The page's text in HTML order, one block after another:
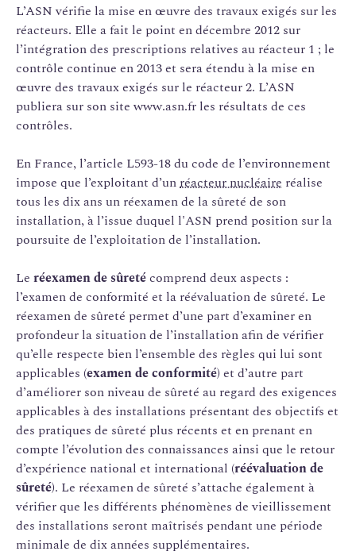
L’ASN vérifie la mise en œuvre des travaux exigés sur les
réacteurs. Elle a fait le point en décembre 2012 sur
l’intégration des prescriptions relatives au réacteur 1 ; le
contrôle continue en 2013 et sera étendu à la mise en
œuvre des travaux exigés sur le réacteur 2. L’ASN
publiera sur son site www.asn.fr les résultats de ces
contrôles.
En France, l’article L593-18 du code de l’environnement
impose que l’exploitant d’unréacteur nucléaire réalise
tous les dix ans un réexamen de la sûreté de son
installation, à l’issue duquel l'ASN prend position sur la
poursuite de l’exploitation de l’installation.
Le réexamen de sûretécomprend deux aspects :
l’examen de conformité et la réévaluation de sûreté. Le
réexamen de sûreté permet d’une part d’examiner en
profondeur la situation de l’installation afin de vérifier
qu’elle respecte bien l’ensemble des règles qui lui sont
applicables (examen de conformité) et d’autre part
d’améliorer son niveau de sûreté au regard des exigences
applicables à des installations présentant des objectifs et
des pratiques de sûreté plus récents et en prenant en
compte l’évolution des connaissances ainsi que le retour
d’expérience national et international (réévaluation de
sûreté). Le réexamen de sûreté s’attache également à
vérifier que les différents phénomènes de vieillissement
des installations seront maîtrisés pendant une période
minimale de dix années supplémentaires.